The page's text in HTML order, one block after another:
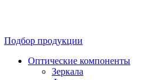
Подбор продукции
Оптические компоненты
Зеркала